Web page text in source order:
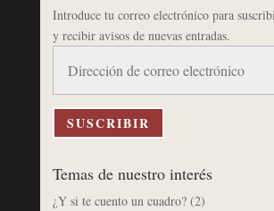
Introduce tu correo electrónico para
y recibir avisos de nuevas entradas.
correo
electrónico
SUSCRIBIR
Temas de nuestro interés
¿Y si te cuento un cuadro?(2)